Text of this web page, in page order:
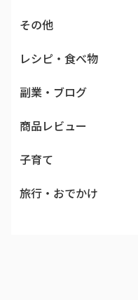
その他
レシピ・食べ物
副業・ブログ
商品レビュー
子育て
旅行・おでかけ